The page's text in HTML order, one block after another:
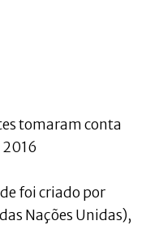
tomaram conta
2016
foi criado por
Nações Unidas),